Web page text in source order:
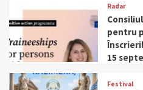
Radar
pentru
15
Festival